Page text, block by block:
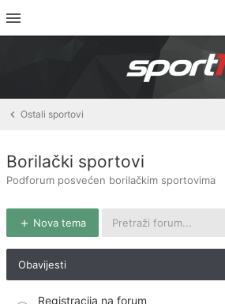
Ostali sportovi
Borilački sportovi
Podforum posvećen borilačkim sportovima
Nova tema
Obavijesti
Registracija na forum